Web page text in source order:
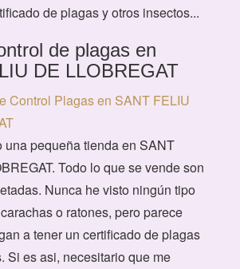
de plagas y otros insectos...
de plagas en
DE LLOBREGAT
Control Plagas en SANT FELIU
una pequeña tienda en SANT
Todo lo que se vende son
Nunca he visto ningún tipo
o ratones, pero parece
a tener un certificado de plagas
Si es asi, necesitario que me